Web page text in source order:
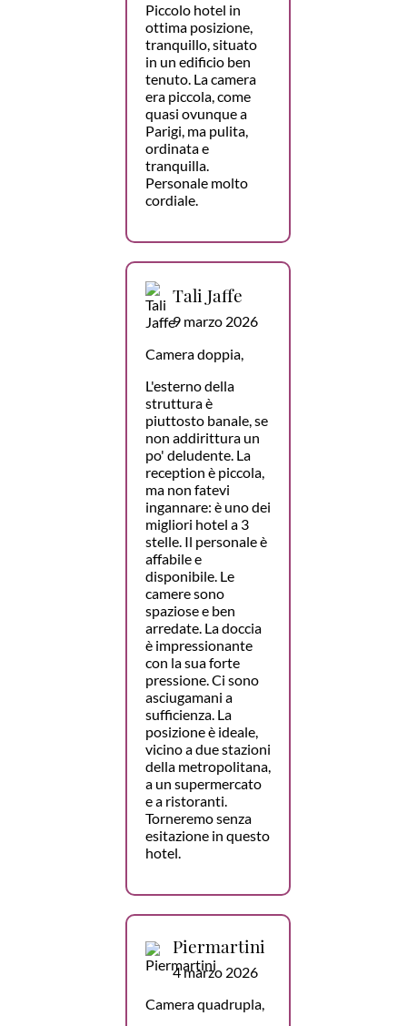
Piccolo hotel in
ottima posizione,
tranquillo, situato
in un edificio ben
tenuto. La camera
era piccola, come
quasi ovunque a
Parigi, ma pulita,
ordinata e
tranquilla.
Personale molto
cordiale.
Tali Jaffe
9 marzo 2026
Camera doppia,
L'esterno della
struttura è
piuttosto banale, se
non addirittura un
po' deludente. La
reception è piccola,
ma non fatevi
ingannare: è uno dei
migliori hotel a 3
stelle. Il personale è
affabile e
disponibile. Le
camere sono
spaziose e ben
arredate. La doccia
è impressionante
con la sua forte
pressione. Ci sono
asciugamani a
sufficienza. La
posizione è ideale,
vicino a due stazioni
della metropolitana,
a un supermercato
e a ristoranti.
Torneremo senza
esitazione in questo
hotel.
Piermartini
4 marzo 2026
Camera quadrupla,